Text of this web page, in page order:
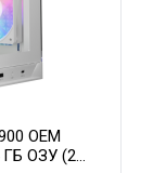
OEM
ГБ ОЗУ (2